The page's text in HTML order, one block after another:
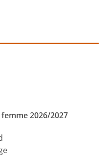
2026/2027